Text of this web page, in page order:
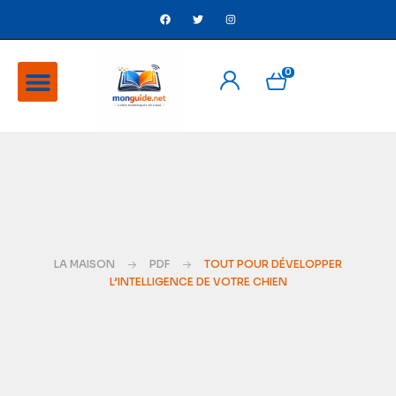
0
LA MAISON PDF
TOUT POUR DÉVELOPPER
L’INTELLIGENCE DE VOTRE CHIEN